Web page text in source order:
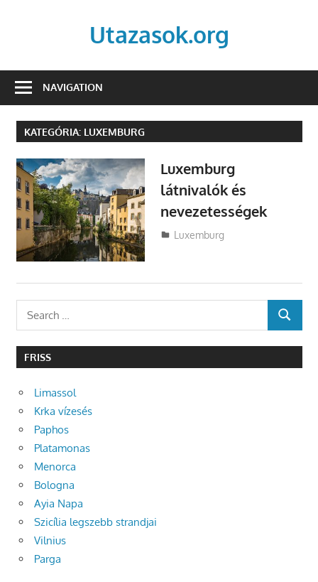
Utazasok.org
NAVIGATION
KATEGÓRIA: LUXEMBURG
Luxemburg
látnivalók és
nevezetességek
Utazasok.org
Luxemburg
SEARCH
FRISS
Limassol
Krka vízesés
Paphos
Platamonas
Menorca
Bologna
Ayia Napa
Szicília legszebb strandjai
Vilnius
Parga